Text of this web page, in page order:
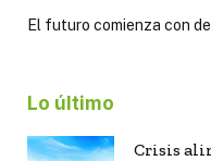
El futuro comienza con
Lo último
Crisis